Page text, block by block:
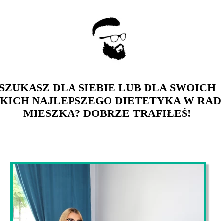
DLA SIEBIE LUB DLA SWOICH
NAJLEPSZEGO DIETETYKA W
MIESZKA? DOBRZE TRAFIŁEŚ!